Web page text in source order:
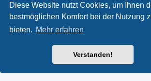
Diese Website nutzt Cookies, um Ihnen
bestmöglichen Komfort bei der Nutzung
bieten. Mehr erfahren
Verstanden!
Foren-Übersicht
Powered byphpBB